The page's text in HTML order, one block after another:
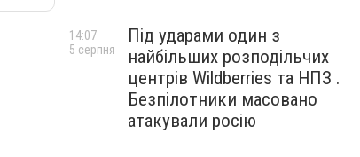
Під ударами один з
найбільших розподільчих
центрів Wildberries та НПЗ .
Безпілотники масовано
атакували росію
14:07
5 серпня